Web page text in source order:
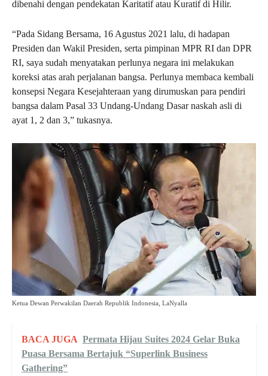
dibenahi dengan pendekatan Karitatif atau Kuratif di Hilir.
“Pada Sidang Bersama, 16 Agustus 2021 lalu, di hadapan
Presiden dan Wakil Presiden, serta pimpinan MPR RI dan DPR
RI, saya sudah menyatakan perlunya negara ini melakukan
koreksi atas arah perjalanan bangsa. Perlunya membaca kembali
konsepsi Negara Kesejahteraan yang dirumuskan para pendiri
bangsa dalam Pasal 33 Undang-Undang Dasar naskah asli di
ayat 1, 2 dan 3,” tukasnya.
Ketua Dewan Perwakilan Daerah Republik Indonesia, LaNyalla
BACA JUGA Permata Hijau Suites 2024 Gelar Buka
Puasa Bersama Bertajuk “Superlink Business
Gathering”